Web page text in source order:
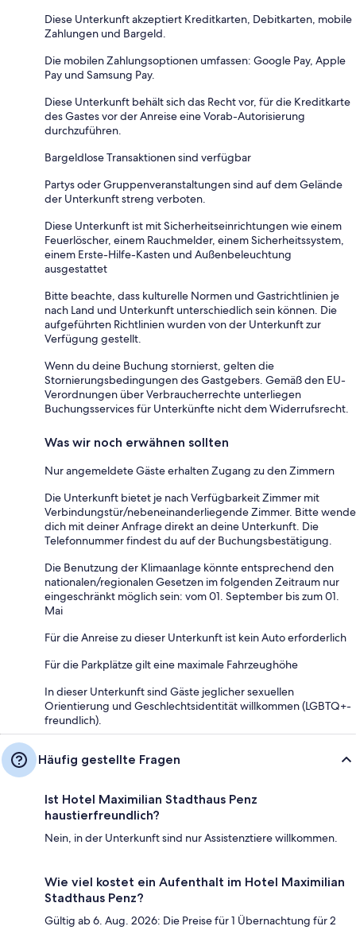
Diese Unterkunft akzeptiert Kreditkarten, Debitkarten, mobile
Zahlungen und Bargeld.
Die mobilen Zahlungsoptionen umfassen: Google Pay, Apple
Pay und Samsung Pay.
Diese Unterkunft behält sich das Recht vor, für die Kreditkarte
des Gastes vor der Anreise eine Vorab-Autorisierung
durchzuführen.
Bargeldlose Transaktionen sind verfügbar
Partys oder Gruppenveranstaltungen sind auf dem Gelände
der Unterkunft streng verboten.
Diese Unterkunft ist mit Sicherheitseinrichtungen wie einem
Feuerlöscher, einem Rauchmelder, einem Sicherheitssystem,
einem Erste-Hilfe-Kasten und Außenbeleuchtung
ausgestattet
Bitte beachte, dass kulturelle Normen und Gastrichtlinien je
nach Land und Unterkunft unterschiedlich sein können. Die
aufgeführten Richtlinien wurden von der Unterkunft zur
Verfügung gestellt.
Wenn du deine Buchung stornierst, gelten die
Stornierungsbedingungen des Gastgebers. Gemäß den EU-
Verordnungen über Verbraucherrechte unterliegen
Buchungsservices für Unterkünfte nicht dem Widerrufsrecht.
Was wir noch erwähnen sollten
Nur angemeldete Gäste erhalten Zugang zu den Zimmern
Die Unterkunft bietet je nach Verfügbarkeit Zimmer mit
Verbindungstür/nebeneinanderliegende Zimmer. Bitte wende
dich mit deiner Anfrage direkt an deine Unterkunft. Die
Telefonnummer findest du auf der Buchungsbestätigung.
Die Benutzung der Klimaanlage könnte entsprechend den
nationalen/regionalen Gesetzen im folgenden Zeitraum nur
eingeschränkt möglich sein: vom 01. September bis zum 01.
Mai
Für die Anreise zu dieser Unterkunft ist kein Auto erforderlich
Für die Parkplätze gilt eine maximale Fahrzeughöhe
In dieser Unterkunft sind Gäste jeglicher sexuellen
Orientierung und Geschlechtsidentität willkommen (LGBTQ+-
freundlich).
Häufig gestellte Fragen
Ist Hotel Maximilian Stadthaus Penz
haustierfreundlich?
Nein, in der Unterkunft sind nur Assistenztiere willkommen.
Wie viel kostet ein Aufenthalt im Hotel Maximilian
Stadthaus Penz?
Gültig ab 6. Aug. 2026: Die Preise für 1 Übernachtung für 2